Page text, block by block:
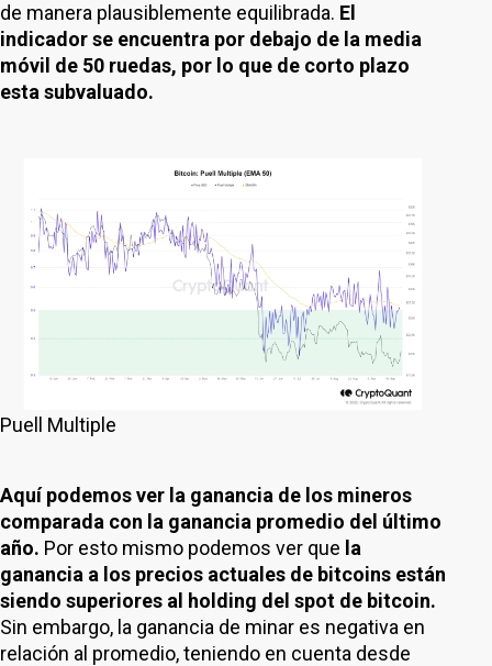
de manera plausiblemente equilibrada. El
indicador se encuentra por debajo de la media
móvil de 50 ruedas, por lo que de corto plazo
esta subvaluado.
Puell Multiple
Aquí podemos ver la ganancia de los mineros
comparada con la ganancia promedio del último
año. Por esto mismo podemos ver que la
ganancia a los precios actuales de bitcoins están
siendo superiores al holding del spot de bitcoin.
Sin embargo, la ganancia de minar es negativa en
relación al promedio, teniendo en cuenta desde